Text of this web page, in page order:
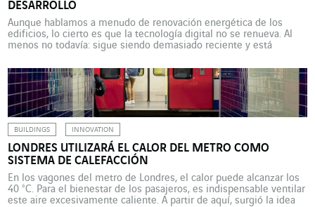
DESARROLLO
Aunque hablamos a menudo de renovación energética de los
edificios, lo cierto es que la tecnología digital no se renueva. Al
menos no todavía: sigue siendo demasiado reciente y está
tecnología digital es anticiparse. La renovación energética se ha
convertido en una expresión habitual […]
BUILDINGS INNOVATION
LONDRES UTILIZARÁ EL CALOR DEL METRO COMO
SISTEMA DE CALEFACCIÓN
En los vagones del metro de Londres, el calor puede alcanzar los
40 °C. Para el bienestar de los pasajeros, es indispensable ventilar
este aire excesivamente caliente. A partir de aquí, surgió la idea